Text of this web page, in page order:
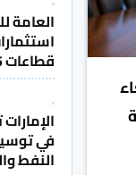
العامة
قطاعات 5 قطاعات
في
النفط